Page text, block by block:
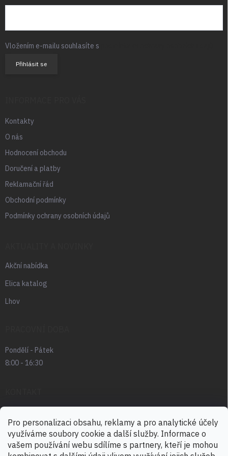
Pro personalizaci obsahu, reklamy a pro analytické účely
využíváme soubory cookie a další služby. Informace o
vašem používání webu sdílíme s partnery, kteří je mohou
Vložením e-mailu souhlasíte s
Přihlásit se
Kontakty
O nás
Hodnocení obchodu
Doručení a platby
Reklamační řád
Obchodní podmínky
Podmínky ochrany osobních údajů
Akční nabídka
Elica katalog
Lhov
Pondělí - Pátek
8:00 - 16:30
+420 725 030 166